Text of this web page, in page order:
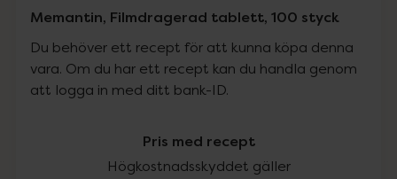
Memantin, Filmdragerad tablett, 100 styck
Du behöver ett recept för att kunna köpa denna
vara. Om du har ett recept kan du handla genom
att logga in med ditt bank-ID.
Pris med recept
Högkostnadsskyddet gäller